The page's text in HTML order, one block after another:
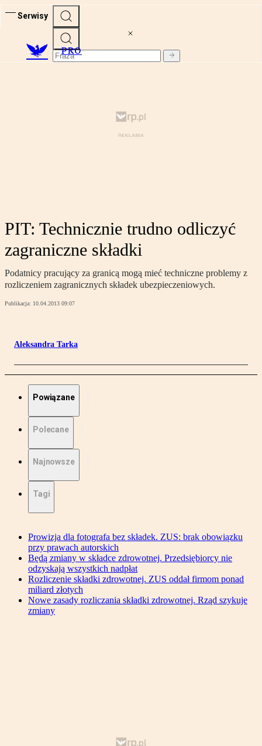
Serwisy
PRO
PIT: Technicznie trudno odliczyć
zagraniczne składki
Podatnicy pracujący za granicą mogą mieć techniczne problemy z
rozliczeniem zagranicznych składek ubezpieczeniowych.
Publikacja: 10.04.2013 09:07
Aleksandra Tarka
Powiązane
Polecane
Najnowsze
Tagi
Prowizja dla fotografa bez składek. ZUS: brak obowiązku
przy prawach autorskich
Będą zmiany w składce zdrowotnej. Przedsiębiorcy nie
odzyskają wszystkich nadpłat
Rozliczenie składki zdrowotnej. ZUS oddał firmom ponad
miliard złotych
Nowe zasady rozliczania składki zdrowotnej. Rząd szykuje
zmiany